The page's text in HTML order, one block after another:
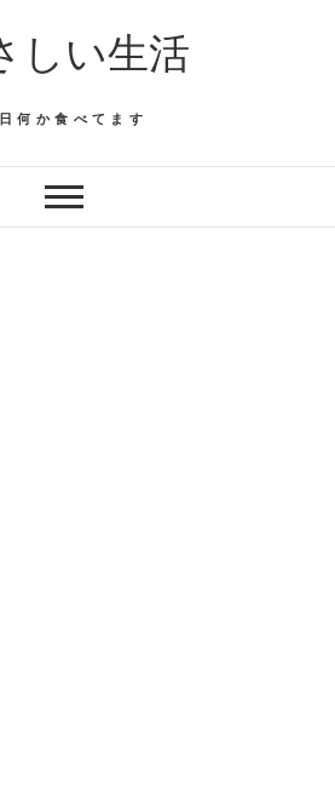
しい生活
何か食べてます